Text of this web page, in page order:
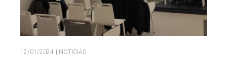
12/01/2024 | NOTICIAS